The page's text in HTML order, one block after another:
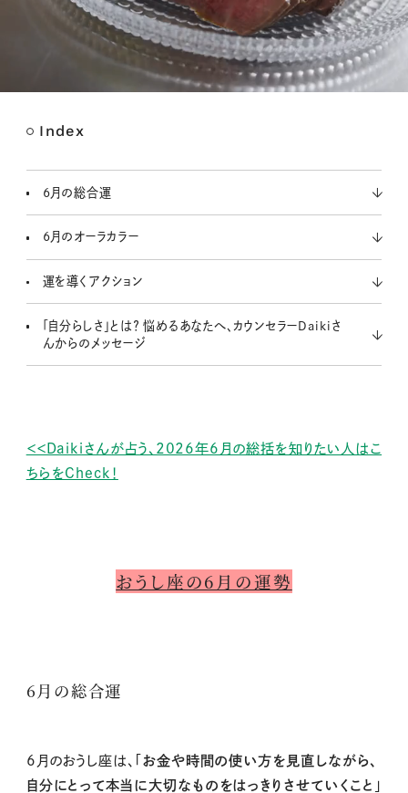
Index
6月の総合運
6月のオーラカラー
運を導くアクション
「自分らしさ」とは？ 悩めるあなたへ、カウンセラーDaikiさ
んからのメッセージ
＜＜Daikiさんが占う、2026年6月の総括を知りたい人はこ
ちらをCheck！
おうし座の6月の運勢
6月の総合運
6月のおうし座は、「 お金や時間の使い方を見直しながら、
自分にとって本当に大切なものをはっきりさせていくこと 」